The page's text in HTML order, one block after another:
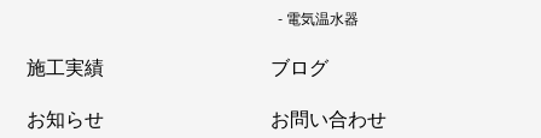
- 電気温水器
施工実績
ブログ
お知らせ
お問い合わせ